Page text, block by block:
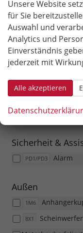
einklappbare
automatischer
hinten (PIH nur für
gilt nur in
Innen
3CX
3GD Kofferraum-
PLC 2-Arm
Sicherheit &
PD1/PD3 Alarm
Außen
1M6
8X1
Unsere Website
für Sie
Auswahl und
Analytics und
Einverständnis
jederzeit mit
Alle akzeptieren